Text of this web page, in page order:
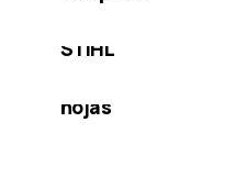
STIHL
hojas